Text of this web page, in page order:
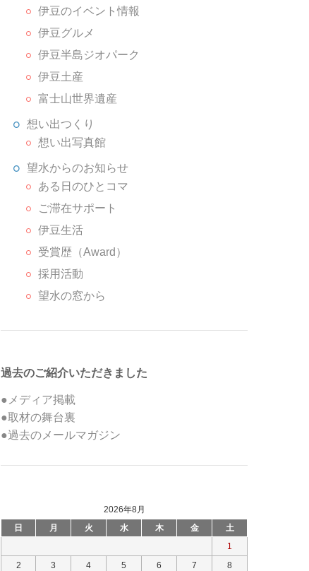
伊豆のイベント情報
伊豆グルメ
伊豆半島ジオパーク
伊豆土産
富士山世界遺産
想い出つくり
想い出写真館
望水からのお知らせ
ある日のひとコマ
ご滞在サポート
伊豆生活
受賞歴（Award）
採用活動
望水の窓から
過去のご紹介いただきました
●メディア掲載
●取材の舞台裏
●過去のメールマガジン
2026年8月
日
月 火 水 木 金 土
1
2
3 4 5 6 7
8